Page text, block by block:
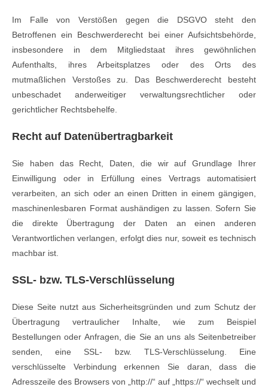
Im Falle von Verstößen gegen die DSGVO steht den
Betroffenen ein Beschwerderecht bei einer Aufsichtsbehörde,
insbesondere in dem Mitgliedstaat ihres gewöhnlichen
Aufenthalts, ihres Arbeitsplatzes oder des Orts des
mutmaßlichen Verstoßes zu. Das Beschwerderecht besteht
unbeschadet anderweitiger verwaltungsrechtlicher oder
gerichtlicher Rechtsbehelfe.
Recht auf Datenübertragbarkeit
Sie haben das Recht, Daten, die wir auf Grundlage Ihrer
Einwilligung oder in Erfüllung eines Vertrags automatisiert
verarbeiten, an sich oder an einen Dritten in einem gängigen,
maschinenlesbaren Format aushändigen zu lassen. Sofern Sie
die direkte Übertragung der Daten an einen anderen
Verantwortlichen verlangen, erfolgt dies nur, soweit es technisch
machbar ist.
SSL- bzw. TLS-Verschlüsselung
Diese Seite nutzt aus Sicherheitsgründen und zum Schutz der
Übertragung vertraulicher Inhalte, wie zum Beispiel
Bestellungen oder Anfragen, die Sie an uns als Seitenbetreiber
senden, eine SSL- bzw. TLS-Verschlüsselung. Eine
verschlüsselte Verbindung erkennen Sie daran, dass die
Adresszeile des Browsers von „http://“ auf „https://“ wechselt und